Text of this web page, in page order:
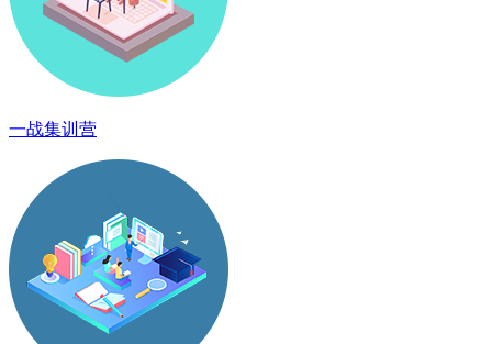
一战集训营